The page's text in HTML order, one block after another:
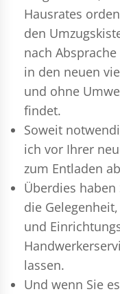
Hausrates
den
nach
in den neuen
und ohne
findet.
Soweit
ich vor Ihrer
zum Entladen
Überdies haben
die
und
lassen.
Und wenn Sie